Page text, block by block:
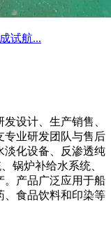
试航...
设计、生产销售、
专业研发团队与售后
淡化设备、反渗透纯
锅炉补给水系统、
。产品广泛应用于船
、食品饮料和印染等